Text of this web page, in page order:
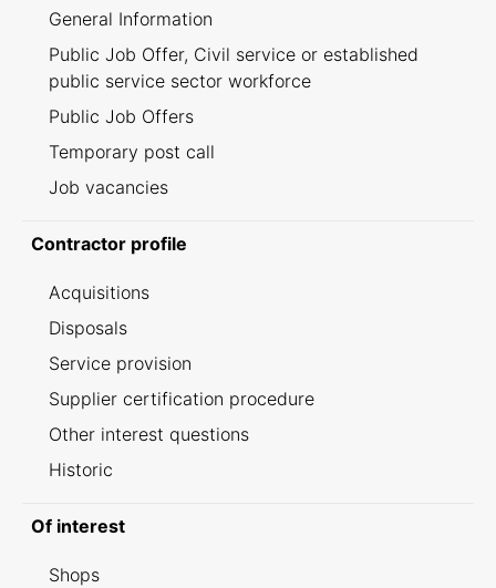
General Information
Public Job Offer, Civil service or established
public service sector workforce
Public Job Offers
Temporary post call
Job vacancies
Contractor profile
Acquisitions
Disposals
Service provision
Supplier certification procedure
Other interest questions
Historic
Of interest
Shops